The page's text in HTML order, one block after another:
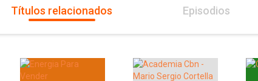
Títulos relacionados Episodios